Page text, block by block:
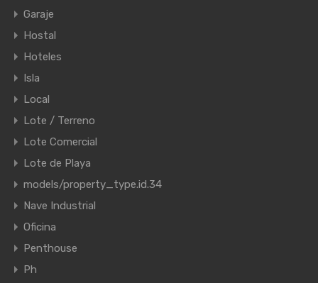
Garaje
Hostal
Hoteles
Isla
Local
Lote / Terreno
Lote Comercial
Lote de Playa
models/property_type.id.34
Nave Industrial
Oficina
Penthouse
Ph